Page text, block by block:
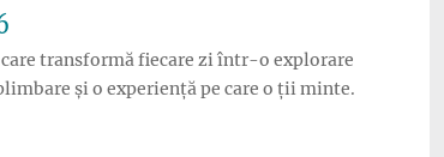
transformă fiecare zi într-o explorare
și o experiență pe care o ții minte.